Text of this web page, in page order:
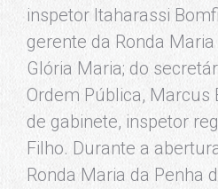
inspetor Itaharassi
gerente da Ronda
Glória Maria; do
Ordem Pública, Marcus
de gabinete, inspetor
Filho. Durante a
Ronda Maria da Penha